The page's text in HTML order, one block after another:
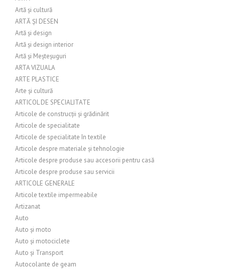
Artă și cultură
ARTĂ ȘI DESEN
Artă și design
Artă și design interior
Artă și Meșteșuguri
ARTA VIZUALA
ARTE PLASTICE
Arte și cultură
ARTICOL DE SPECIALITATE
Articole de construcții și grădinărit
Articole de specialitate
Articole de specialitate în textile
Articole despre materiale și tehnologie
Articole despre produse sau accesorii pentru casă
Articole despre produse sau servicii
ARTICOLE GENERALE
Articole textile impermeabile
Artizanat
Auto
Auto și moto
Auto și motociclete
Auto și Transport
Autocolante de geam